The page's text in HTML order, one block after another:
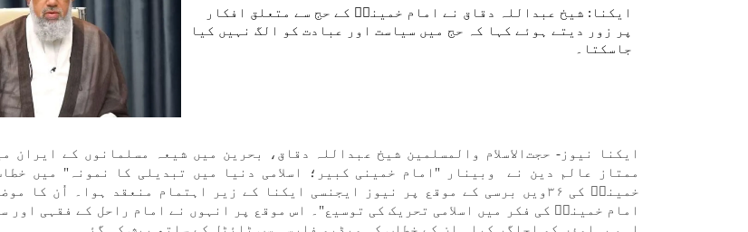
ایکنا: شیخ عبداللہ دقاق نے امام خمینیؒ کے حج سے متعلق افکار
پر زور دیتے ہوئے کہا کہ حج میں سیاست اور عبادت کو الگ نہیں کیا
جاسکتا۔
ایکنا نیوز- حجت‌الاسلام والمسلمین شیخ عبداللہ دقاق، بحرین میں شیعہ مسلمانوں کے ایران
ممتاز عالم دین نے وبینار "امام خمینی کبیر؛ اسلامی دنیا میں تبدیلی کا نمونہ" میں
خمینیؒ کی ۳۶ویں برسی کے موقع پر نیوز ایجنسی ایکنا کے زیر اہتمام منعقد ہوا۔ اُن کا
امام خمینیؒ کی فکر میں اسلامی تحریک کی توسیع"۔ اس موقع پر انہوں نے امام راحل کے فقہی اور